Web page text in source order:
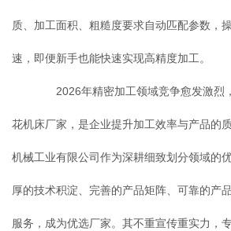
质、加工面积、粗糙度要求自动匹配参数，
速，即便新手也能快速实现高精度加工。
2026年精密加工领域竞争愈发激烈
花机床厂家，是企业提升加工效率与产品的
机械工业有限公司作为深耕细致划分领域的
厚的技术积淀、完善的产品矩阵、可靠的产
服务，成为优选厂家。其不重宣传重实力，